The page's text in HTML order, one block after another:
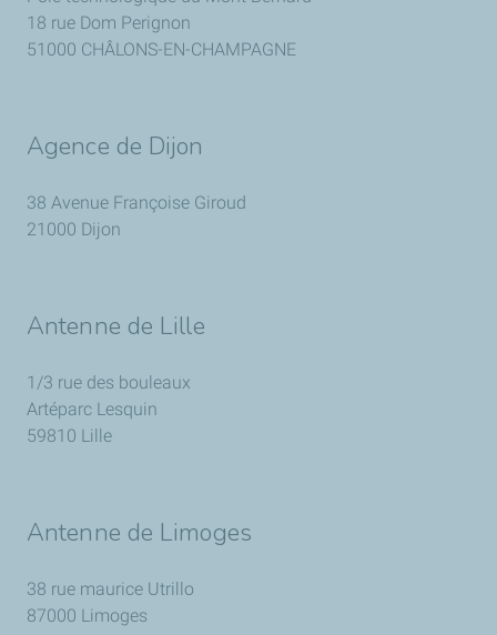
18 rue Dom Perignon
51000 CHÂLONS-EN-CHAMPAGNE
Agence de Dijon
38 Avenue Françoise Giroud
21000 Dijon
Antenne de Lille
1/3 rue des bouleaux
Artéparc Lesquin
59810 Lille
Antenne de Limoges
38 rue maurice Utrillo
87000 Limoges